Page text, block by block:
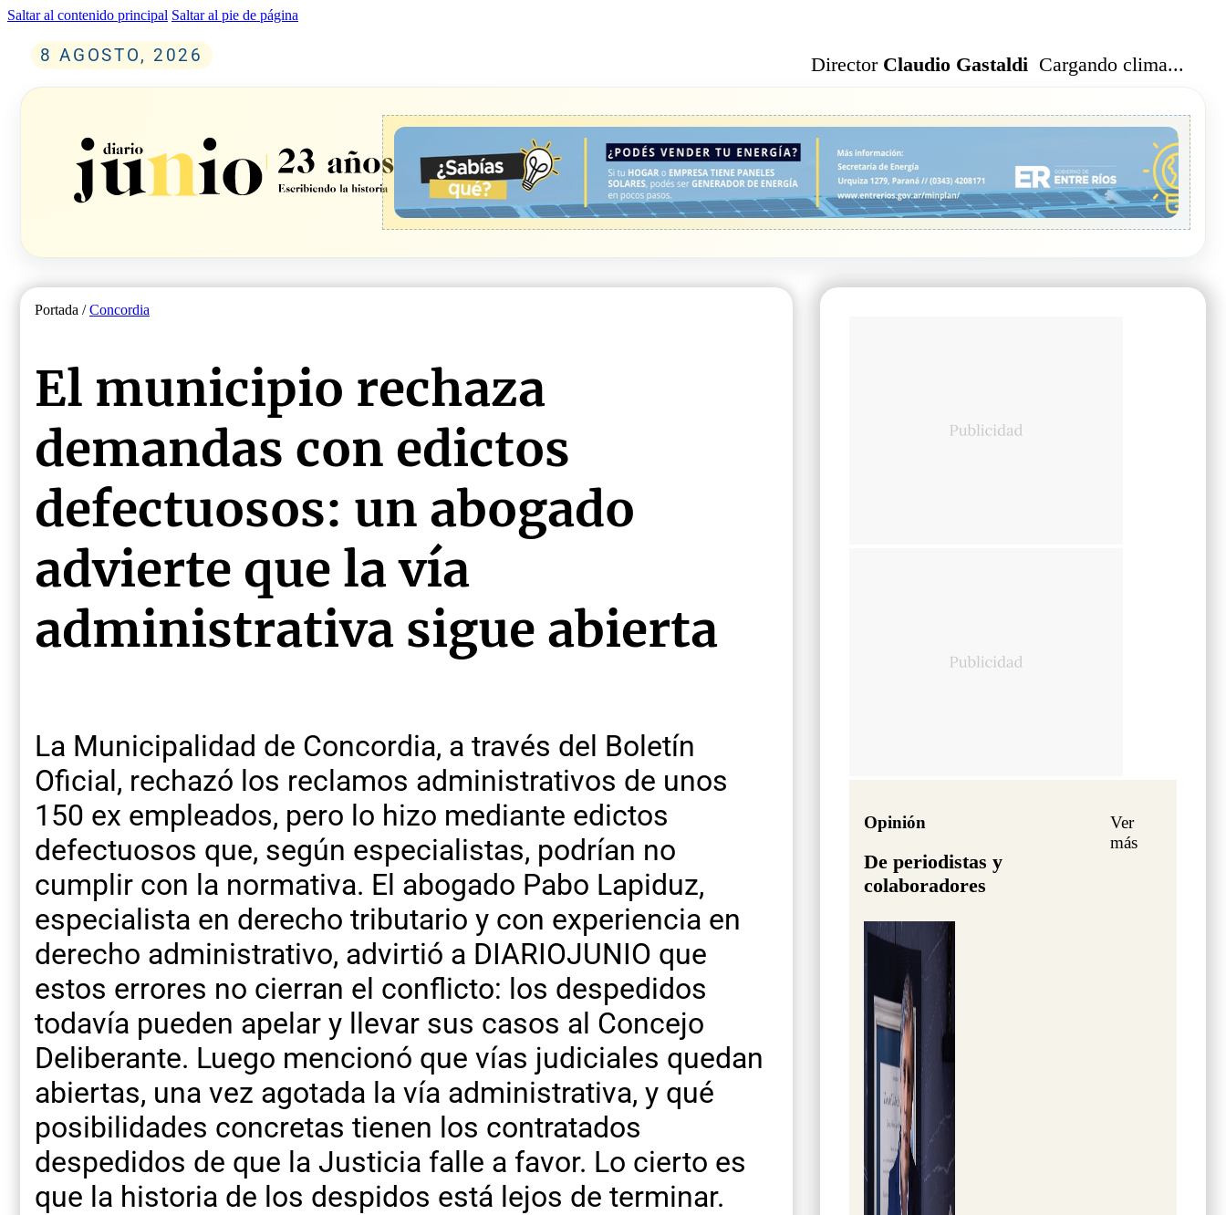
Saltar al contenido principal Saltar al pie de página
8 AGOSTO, 2026 Director Claudio Gastaldi Cargando clima...
Portada /Concordia
El municipio rechaza
demandas con edictos
defectuosos: un abogado
advierte que la vía
administrativa sigue abierta
La Municipalidad de Concordia, a través del Boletín
Oficial, rechazó los reclamos administrativos de unos
150 ex empleados, pero lo hizo mediante edictos
defectuosos que, según especialistas, podrían no
cumplir con la normativa. El abogado Pabo Lapiduz,
especialista en derecho tributario y con experiencia en
derecho administrativo, advirtió a DIARIOJUNIO que
estos errores no cierran el conflicto: los despedidos
todavía pueden apelar y llevar sus casos al Concejo
Deliberante. Luego mencionó que vías judiciales quedan
abiertas, una vez agotada la vía administrativa, y qué
posibilidades concretas tienen los contratados
despedidos de que la Justicia falle a favor. Lo cierto es
que la historia de los despidos está lejos de terminar.
Opinión
De periodistas y
colaboradores
Ver
más